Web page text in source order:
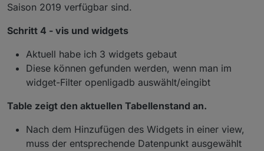
Saison 2019 verfügbar sind.
Schritt 4 - vis und widgets
Aktuell habe ich 3 widgets gebaut
Diese können gefunden werden, wenn man im
widget-Filter openligadb auswählt/eingibt
Table zeigt den aktuellen Tabellenstand an.
Nach dem Hinzufügen des Widgets in einer view,
muss der entsprechende Datenpunkt ausgewählt